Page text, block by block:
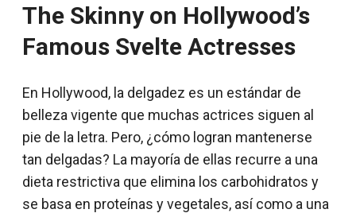
The Skinny on Hollywood’s
Famous Svelte Actresses
En Hollywood, la delgadez es un estándar de
belleza vigente que muchas actrices siguen al
pie de la letra. Pero, ¿cómo logran mantenerse
tan delgadas? La mayoría de ellas recurre a una
dieta restrictiva que elimina los carbohidratos y
se basa en proteínas y vegetales, así como a una